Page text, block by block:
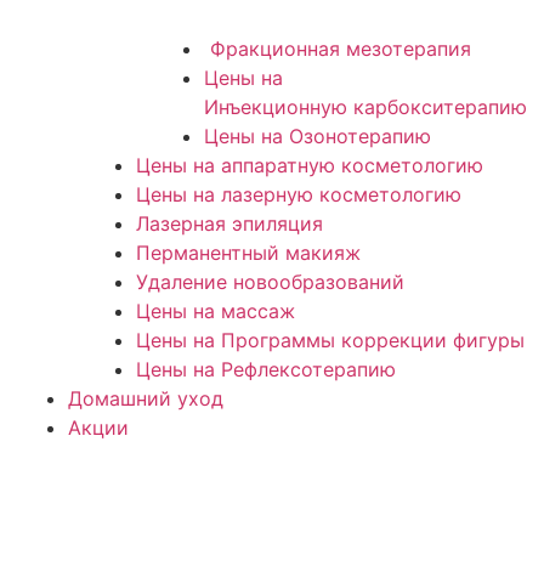
Фракционная мезотерапия
Цены на
Инъекционную карбокситерапию
Цены на Озонотерапию
Цены на аппаратную косметологию
Цены на лазерную косметологию
Лазерная эпиляция
Перманентный макияж
Удаление новообразований
Цены на массаж
Цены на Программы коррекции фигуры
Цены на Рефлексотерапию
Домашний уход
Акции